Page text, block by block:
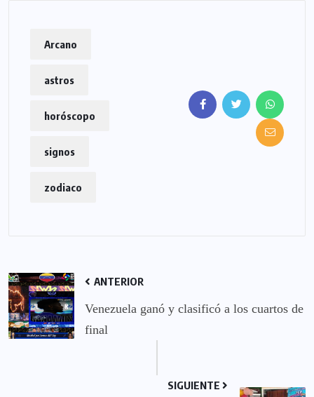
Arcano
astros
horóscopo
signos
zodiaco
ANTERIOR
Venezuela ganó y clasificó a los cuartos de
final
SIGUIENTE